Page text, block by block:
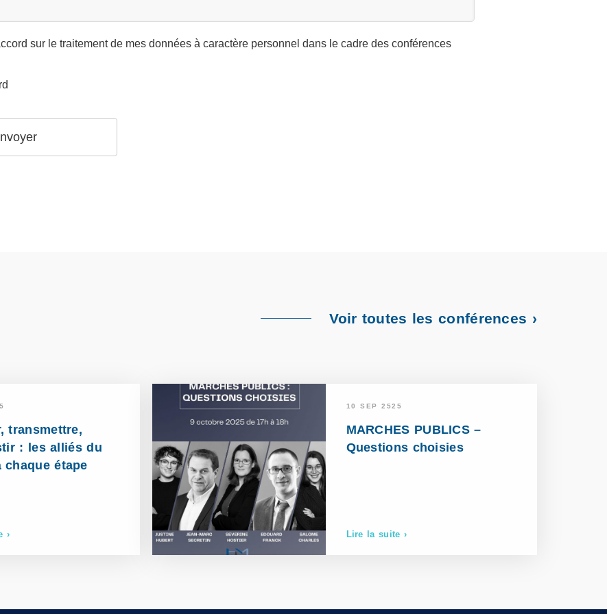
sur le traitement de mes données à caractère personnel dans le cadre des conférences
Voir toutes les conférences ›
transmettre,
: les alliés du
chaque étape
›
10 SEP 2525
MARCHES PUBLICS –
Questions choisies
Lire la suite ›